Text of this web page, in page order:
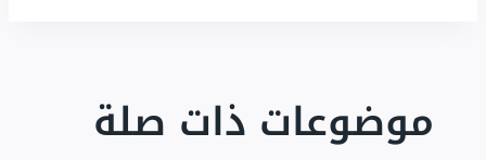
موضوعات ذات صلة